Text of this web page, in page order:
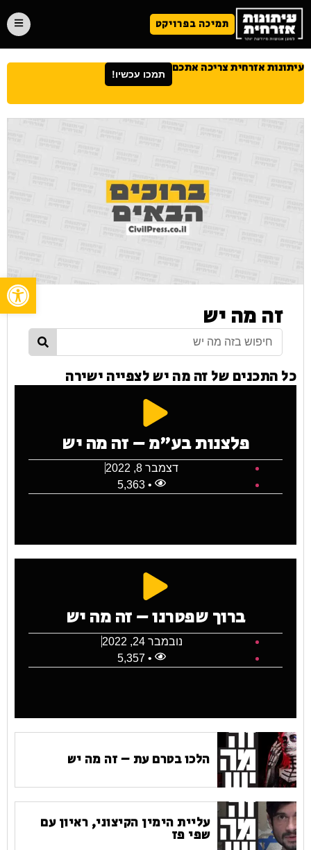
תמיכה בפרויקט
עיתונות אזרחית צריכה אתכם תמכו עכשיו!
זה מה יש
כל התכנים של זה מה יש לצפייה ישירה
פלצנות בע"מ – זה מה יש
דצמבר 8, 2022
• 5,363
ברוך שפטרנו – זה מה יש
נובמבר 24, 2022
• 5,357
הלכו בטרם עת – זה מה יש
עליית הימין הקיצוני, ראיון עם
שפי פז